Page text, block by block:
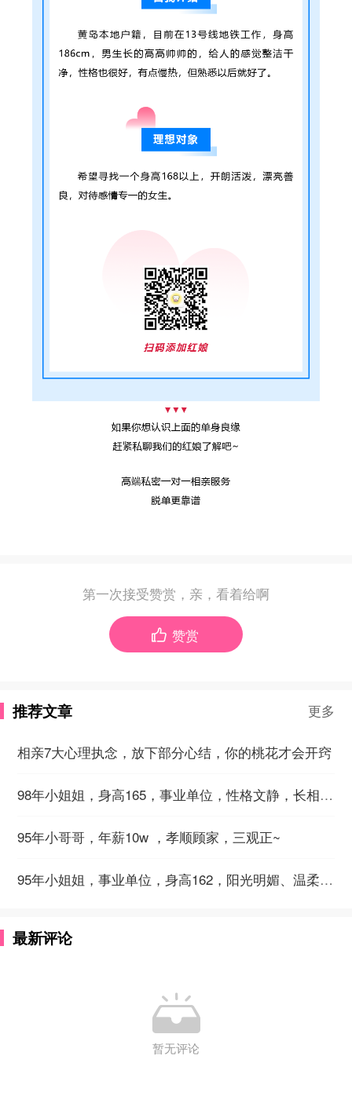
第一次接受赞赏，亲，看着给啊
 赞赏
推荐文章 更多
相亲7大心理执念，放下部分心结，你的桃花才会开窍
98年小姐姐，身高165，事业单位，性格文静，长相温柔~
95年小哥哥，年薪10w ，孝顺顾家，三观正~
95年小姐姐，事业单位，身高162，阳光明媚、温柔乐观~
最新评论

暂无评论